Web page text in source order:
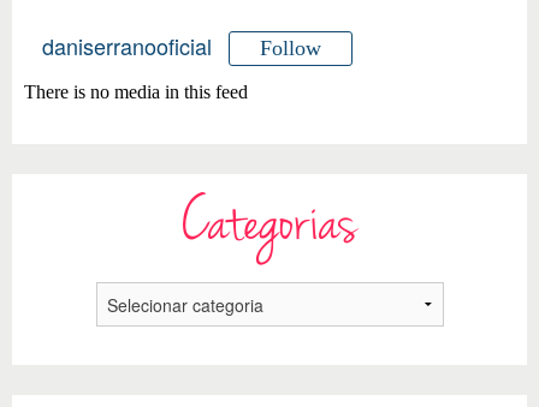
daniserranooficial Follow
There is no media in this feed
Categorias